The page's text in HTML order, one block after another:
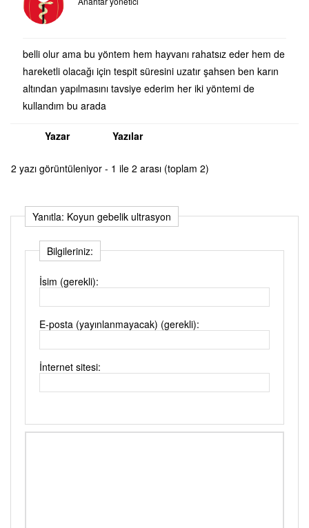
belli olur ama bu yöntem hem hayvanı rahatsız eder hem de
hareketli olacağı için tespit süresini uzatır şahsen ben karın
altından yapılmasını tavsiye ederim her iki yöntemi de
kullandım bu arada
Yazar Yazılar
2 yazı görüntüleniyor - 1 ile 2 arası (toplam 2)
Yanıtla: Koyun gebelik ultrasyon
Bilgileriniz:
İsim (gerekli):
E-posta (yayınlanmayacak) (gerekli):
İnternet sitesi: